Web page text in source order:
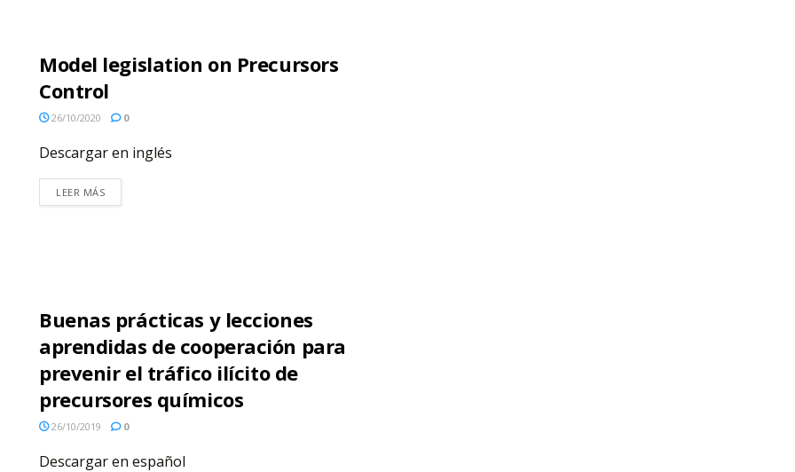
Model legislation on Precursors
Control
26/10/2020 0
Descargar en inglés
LEER MÁS
Buenas prácticas y lecciones
aprendidas de cooperación para
prevenir el tráfico ilícito de
precursores químicos
26/10/2019 0
Descargar en español